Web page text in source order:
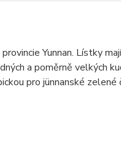
Yunnan. Lístky
a poměrně velkých
pro jünnanské zelené